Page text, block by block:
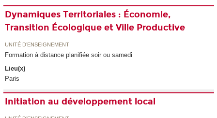
Dynamiques Territoriales : Économie,
Transition Écologique et Ville Productive
UNITÉ D’ENSEIGNEMENT
Formation à distance planifiée soir ou samedi
Lieu(x)
Paris
Initiation au développement local